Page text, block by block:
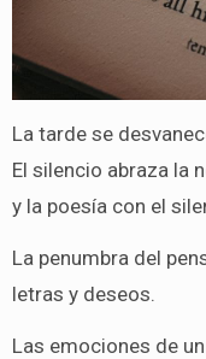
La tarde se
El silencio abraza la
y la poesía con el
La penumbra del
letras y deseos.
Las emociones de